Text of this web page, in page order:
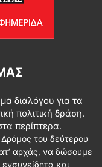
διαλόγου για τα
πολιτική δράση.
περίπτερα.
Δρόμος του δεύτερου
αρχάς, να δώσουμε
και